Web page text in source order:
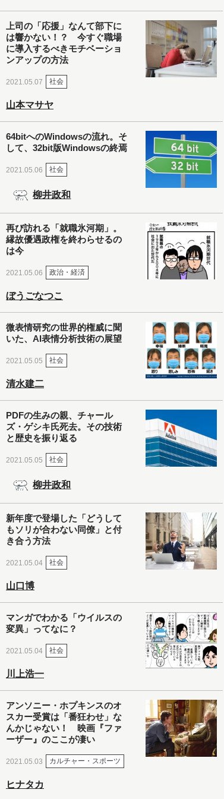
上司の「応援」なんて部下に
は響かない！？ 今すぐ職場
に導入するべきモチベーショ
ンアップの方法
2021.05.07 社会
山本マサヤ
64bitへのWindowsの流れ。そ
して、32bit版Windowsの終焉
2021.05.06 社会
柳井政和
再び訪れる「就職氷河期」。
縁故優遇政権を終わらせるの
は今
2021.05.06 政治・経済
ぼうごなつこ
微表情研究の世界的権威に聞
いた、AI表情分析技術の展望
2021.05.05 社会
清水建二
PDFの生みの親、チャール
ズ・ゲシキ氏死去。その技術
と歴史を振り返る
2021.05.05 社会
柳井政和
新年度で登場した「どうして
もソリが合わない同僚」と付
き合う方法
2021.05.04 社会
山口博
マンガでわかる「ウイルスの
変異」ってなに？
2021.05.04 社会
川上浩一
アンソニー・ホプキンスのオ
スカー受賞は「番狂わせ」な
んかじゃない！ 映画『ファ
ーザー』のここが凄い
2021.05.03 カルチャー・スポーツ
ヒナタカ